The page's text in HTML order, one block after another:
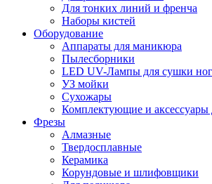
Для тонких линий и френча
Наборы кистей
Оборудование
Аппараты для маникюра
Пылесборники
LED UV-Лампы для сушки
УЗ мойки
Сухожары
Комплектующие и аксессуары
Фрезы
Алмазные
Твердосплавные
Керамика
Корундовые и шлифовщики